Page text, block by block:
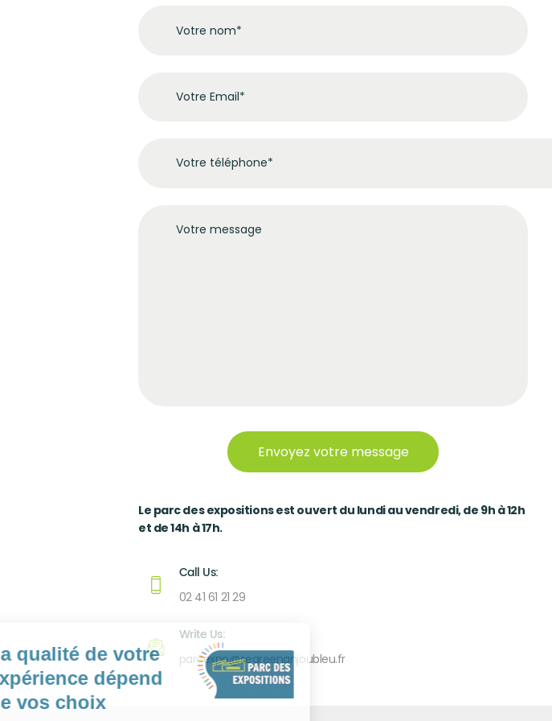
Le parc des expositions est ouvert du lundi au vendredi, de 9h à 12h
et de 14h à 17h.
Call Us:
02 41 61 21 29
Write Us:
parcexpo@segreenanjoubleu.fr